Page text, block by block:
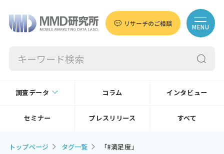
リサーチのご相談 MENU
調査データ コラム インタビュー
セミナー プレスリリース すべて
トップページ タグ一覧 「#満足度」